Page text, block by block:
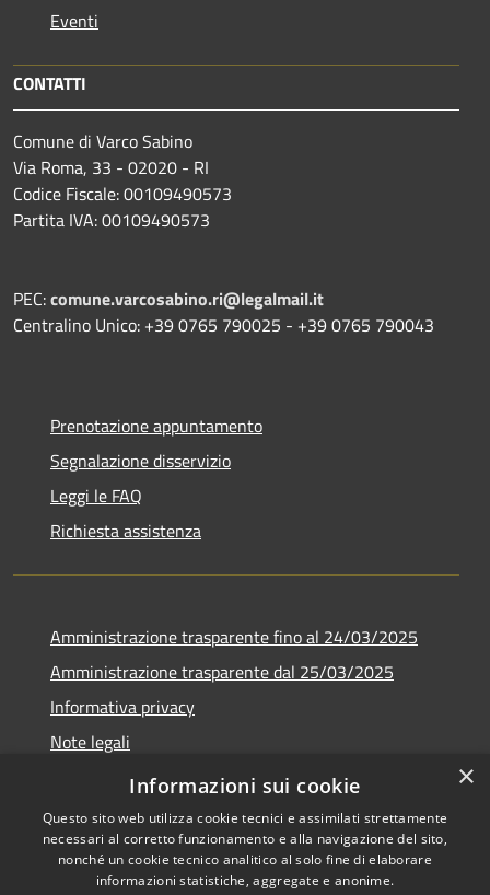
Eventi
CONTATTI
Comune di Varco Sabino
Via Roma, 33 - 02020 - RI
Codice Fiscale: 00109490573
Partita IVA: 00109490573
PEC:comune.varcosabino.ri@legalmail.it
Centralino Unico: +39 0765 790025 - +39 0765 790043
Prenotazione appuntamento
Segnalazione disservizio
Leggi le FAQ
Richiesta assistenza
Amministrazione trasparente fino al 24/03/2025
Amministrazione trasparente dal 25/03/2025
Informativa privacy
Note legali
Dichiarazione di accessibilità
Copyright © 2026 • Comune di
×
Informazioni sui cookie
Questo sito web utilizza cookie tecnici e assimilati strettamente
necessari al corretto funzionamento e alla navigazione del sito,
nonché un cookie tecnico analitico al solo fine di elaborare
informazioni statistiche, aggregate e anonime.